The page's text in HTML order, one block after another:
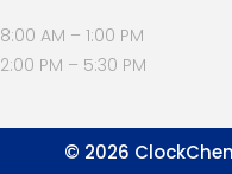
8:00 AM – 1:00 PM
2:00 PM – 5:30 PM
© 2026